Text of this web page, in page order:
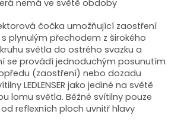
nemá ve světě obdoby
čočka umožňující zaostření
plynulým přechodem z širokého
světla do ostrého svazku a
se provádí jednoduchým posunutím
(zaostření) nebo dozadu
LEDLENSER jako jediné na světě
lomu světla. Běžné svítilny pouze
reflexních ploch uvnitř hlavy